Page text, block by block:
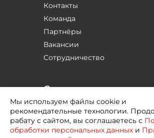
Контакты
Команда
Партнёры
Вакансии
Сотрудничество
Соцсети
Мы используем файлы cookie и
рекомендательные технологии.
рабату с сайтом, вы соглашаетесь с
обработки персональных данных и